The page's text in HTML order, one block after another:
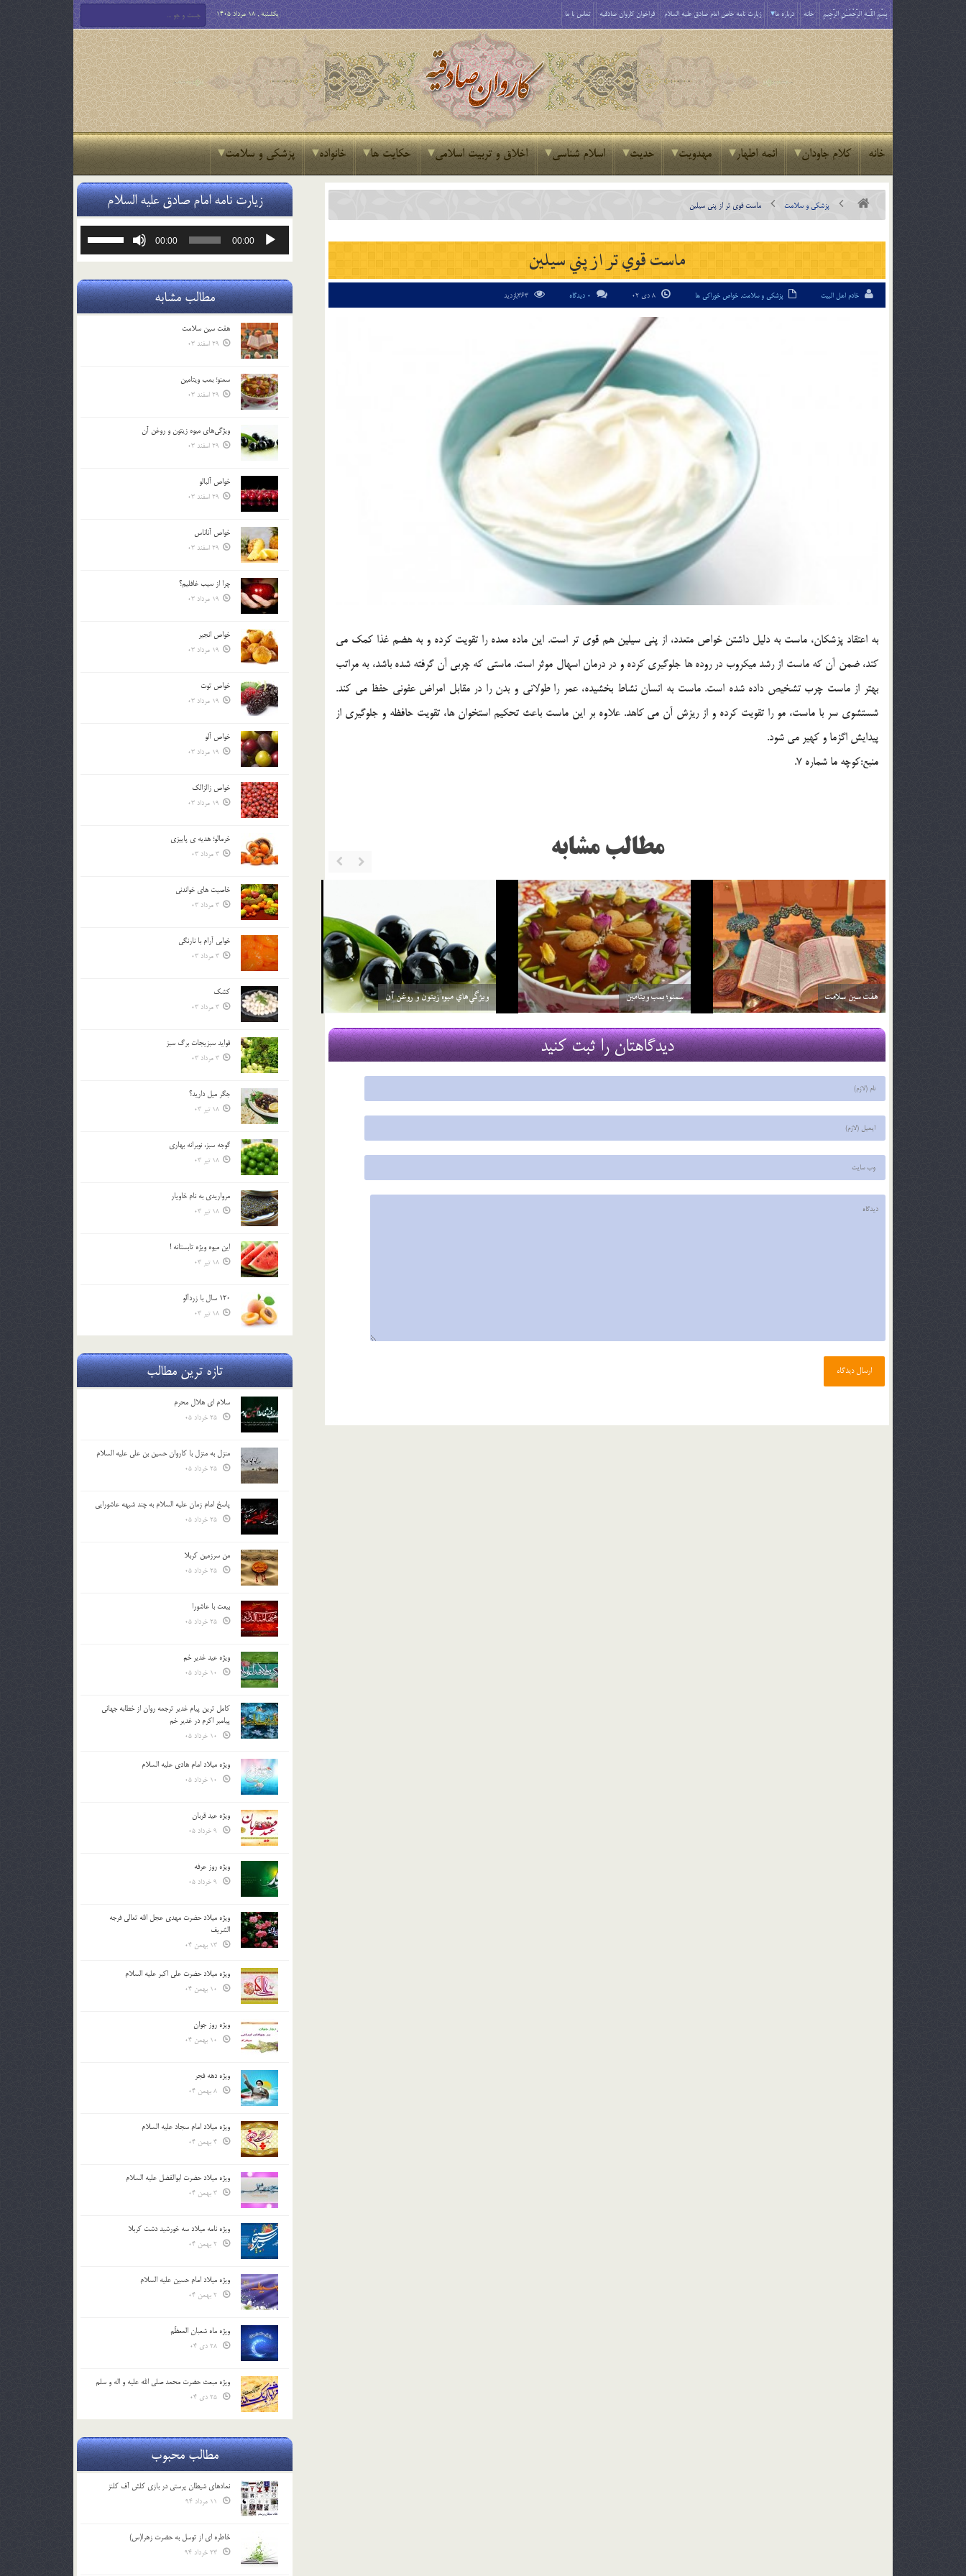
بِسْمِ اللَّـهِ الرَّحْمَـٰنِ الرَّحِيمِ خانه درباره ما زیارت نامه خاص امام صادق علیه السلام فراخوان کاروان صادقیه تماس با ما یکشنبه , 18 مرداد 1405
خانه کلام جاودان ائمه اطهار مهدویت حدیث اسلام شناسی اخلاق و تربیت اسلامی حکایت ها خانواده پزشکی و سلامت
پزشکی و سلامت ماست قوي تر از پني سيلين
ماست قوي تر از پني سيلين
خادم اهل البیت پزشکی و سلامت, خواص خوراکی ها 0 دیدگاه
به اعتقاد پزشکان، ماست به دليل داشتن خواص متعدد، از پني سيلين هم قوي تر است. اين ماده معده را تقويت کرده و به هضم غذا کمک مي
کند، ضمن آن که ماست از رشد ميکروب در روده ها جلوگيري کرده و در درمان اسهال موثر است. ماستي که چربي آن گرفته شده باشد، به مراتب
بهتر از ماست چرب تشخيص داده شده است. ماست به انسان نشاط بخشيده، عمر را طولاني و بدن را در مقابل امراض عفوني حفظ مي کند.
شستشوي سر با ماست، مو را تقويت کرده و از ريزش آن مي کاهد. علاوه بر اين ماست باعث تحکيم استخوان ها، تقويت حافظه و جلوگيري از
پيدايش اگزما و کهير مي شود.
منبع:کوچه ما شماره 7.
مطالب مشابه
خواص آلبالو
29 اسفند 03
خواص آناناس
29 اسفند 03
چرا از سيب غافليم؟
19 مرداد 03
دیدگاهتان را ثبت کنید
زیارت نامه امام صادق علیه السلام
پخش‌کننده
00:00
00:00
یا
صدا
کلیدهای
مطالب مشابه
هفت سين سلامت
29 اسفند 03
سمنو؛ بمب ويتامين
29 اسفند 03
ويژگي‌هاي ميوه زيتون و روغن آن
29 اسفند 03
خواص آلبالو
29 اسفند 03
خواص آناناس
29 اسفند 03
چرا از سيب غافليم؟
19 مرداد 03
خواص انجير
19 مرداد 03
خواص توت
19 مرداد 03
خواص آلو
19 مرداد 03
خواص زالزالک
19 مرداد 03
خرمالو؛ هديه ي پاييزي
3 مرداد 03
خاصيت هاي خواندني
3 مرداد 03
خوابي آرام با نارنگي
3 مرداد 03
کشک
3 مرداد 03
فوايد سبزيجات برگ سبز
3 مرداد 03
جگر ميل داريد؟
18 تیر 03
گوجه سبز، نوبرانه بهاري
18 تیر 03
مرواريدي به نام خاويار
18 تیر 03
اين ميوه ويژه تابستانه !
18 تیر 03
120 سال با زردآلو
18 تیر 03
تازه ترین مطالب
سلام ای هلال محرم
منزل به منزل با کاروان حسین بن علی علیه السلام
پاسخ امام زمان علیه السلام به چند شبهه عاشورایی
من سرزمین کربلا
بیعت با عاشورا
ویژه عید غدیر خم
کامل ترین پیام غدیر ترجمه روان از خطابه جهانی
پیامبر اکرم در غدیر خم
ویژه میلاد امام هادی علیه السلام
ویژه عید قربان
ویژه روز عرفه
ویژه میلاد حضرت مهدی عجل الله تعالی فرجه
الشريف
ویژه میلاد حضرت علی اکبر علیه السلام
ویژه روز جوان
ویژه دهه فجر
ویژه میلاد امام سجاد علیه السلام
ویژه میلاد حضرت ابوالفضل علیه السلام
ویژه نامه میلاد سه خورشید دشت کربلا
ویژه میلاد امام حسین علیه السلام
ویژه ماه شعبان المعظّم
ویژه مبعث حضرت محمد صلی الله علیه و اله و سلم
مطالب محبوب
نمادهای شیطان پرستی در بازی کلش آف کلنز
خاطره ای از توسل به حضرت زهرا(س)